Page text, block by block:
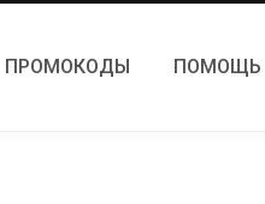
ПРОМОКОДЫ ПОМОЩЬ